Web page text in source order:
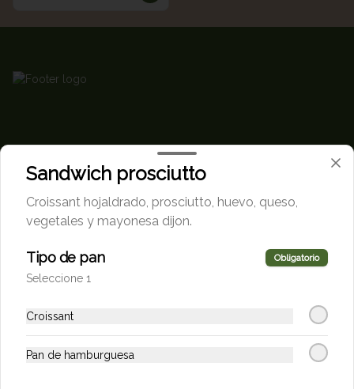
Conócenos
Términos y condiciones
Política de privacidad
Redes sociales
Instagram
Sandwich prosciutto
Croissant hojaldrado, prosciutto, huevo, queso,
vegetales y mayonesa dijon.
Tipo de pan Obligatorio
Seleccione 1
Croissant
Pan de hamburguesa